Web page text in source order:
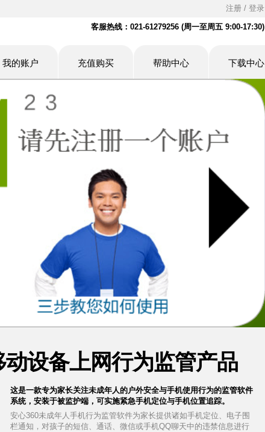
注册 / 登录
客服热线：021-61279256 (周一至周五 9:00-17:30)
我的账户 充值购买 帮助中心 下载中心
设备上网行为监管产品
这是一款专为家长关注未成年人的户外安全与手机使用行为的监管软件
系统，安装于被监护端，可实施紧急手机定位与手机位置追踪。
安心360未成年人手机行为监管软件为家长提供诸如手机定位、电子围
栏通知，对孩子的短信、通话、微信或手机QQ聊天中的违禁信息进行